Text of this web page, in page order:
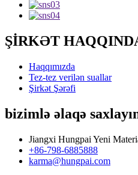
ŞİRKƏT
Haqqımızda
Tez-tez verilən suallar
Şirkət Şərəfi
bizimlə əlaqə
Jiangxi Hungpai Yeni
+86-798-6885888
karma@hungpai.com